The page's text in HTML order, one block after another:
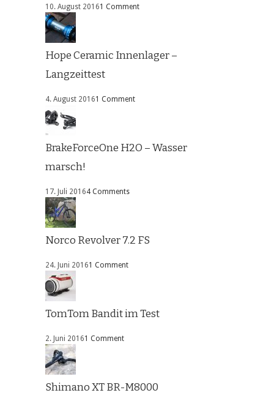
10. August 20161 Comment
Hope Ceramic Innenlager –
Langzeittest
4. August 20161 Comment
BrakeForceOne H2O – Wasser
marsch!
17. Juli 20164 Comments
Norco Revolver 7.2 FS
24. Juni 20161 Comment
TomTom Bandit im Test
2. Juni 20161 Comment
Shimano XT BR-M8000